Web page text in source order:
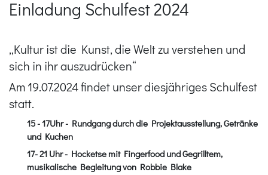
Einladung Schulfest 2024
„Kultur ist die Kunst, die Welt zu verstehen und
sich in ihr auszudrücken“
Am 19.07.2024 findet unser diesjähriges Schulfest
statt.
15 - 17Uhr - Rundgang durch die Projektausstellung, Getränke
und Kuchen
17- 21 Uhr - Hocketse mit Fingerfood und Gegrilltem,
musikalische Begleitung von Robbie Blake